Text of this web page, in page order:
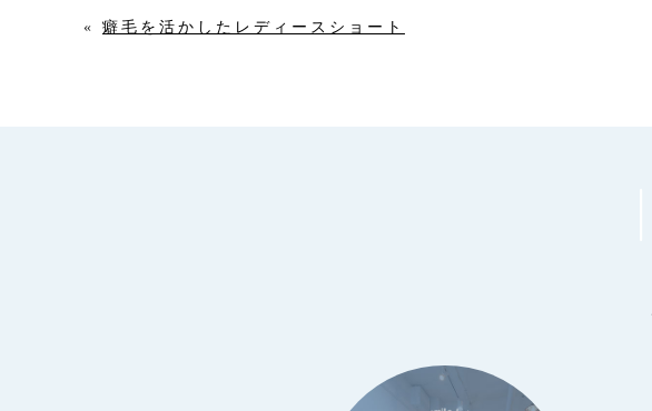
« 癖毛を活かしたレディースショート